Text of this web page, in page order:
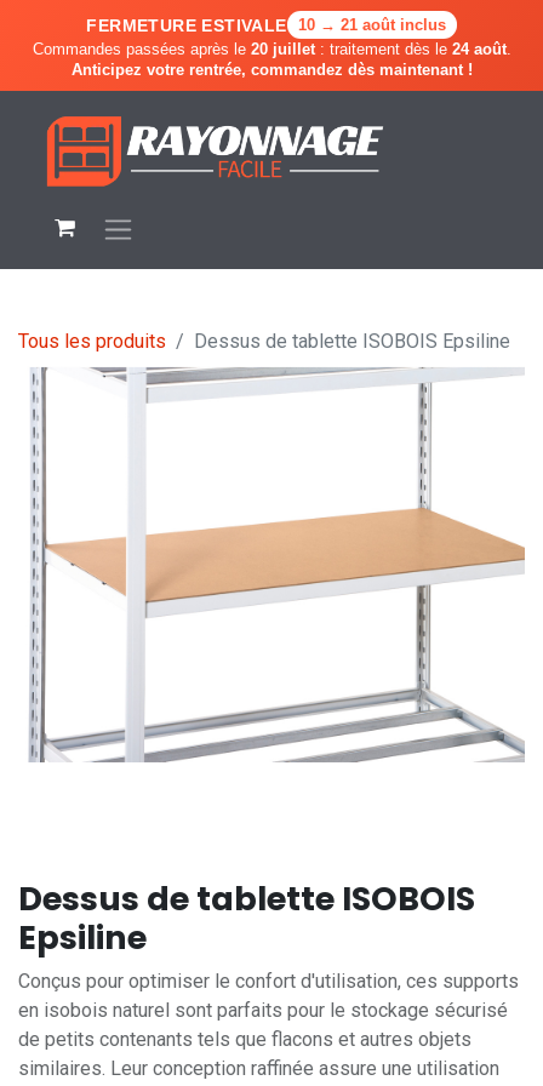
FERMETURE ESTIVALE
10 → 21 août inclus
Commandes passées après le 20 juillet: traitement dès le 24 août.
Anticipez votre rentrée, commandez dès maintenant !
Tous les produits Dessus de tablette ISOBOIS Epsiline
Dessus de tablette ISOBOIS
Epsiline
Conçus pour optimiser le confort d'utilisation, ces supports
en isobois naturel sont parfaits pour le stockage sécurisé
de petits contenants tels que flacons et autres objets
similaires. Leur conception raffinée assure une utilisation